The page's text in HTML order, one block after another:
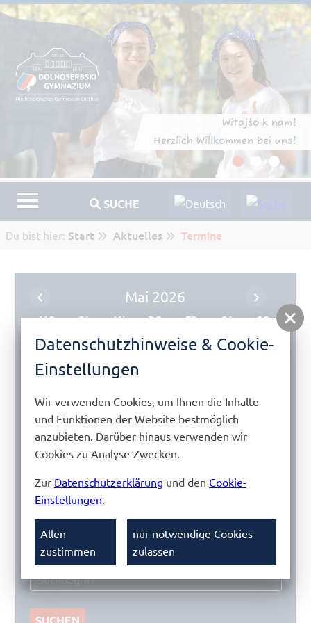
Witajśo k nam!
Herzlich Willkommen bei uns!
SUCHE
Du bist hier: Start Aktuelles Termine
Mai 2026
MO DI MI DO FR SA SO
1 2
3
4
5 6
19 21 22 23
25
26 27 28 29 30
BIS
SUCHEN
Datenschutzhinweise & Cookie-
Einstellungen
Wir verwenden Cookies, um Ihnen die Inhalte
und Funktionen der Website bestmöglich
anzubieten. Darüber hinaus verwenden wir
Cookies zu Analyse-Zwecken.
Zur Datenschutzerklärung und den Cookie-
Einstellungen.
Allen
zustimmen
nur notwendige Cookies
zulassen